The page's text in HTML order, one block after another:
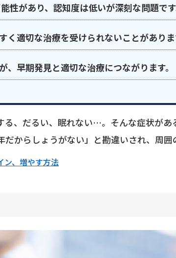
があり、認知度は低いが深刻な問題です
適切な治療を受けられないことがありま
早期発見と適切な治療につながります。
、だるい、眠れない…。そんな症状が
からしょうがない」と勘違いされ、周囲
ン、増やす方法